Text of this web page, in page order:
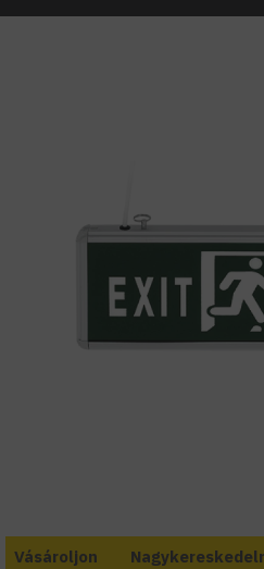
Vásároljon